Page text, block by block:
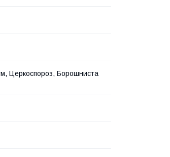
Церкоспороз, Борошниста